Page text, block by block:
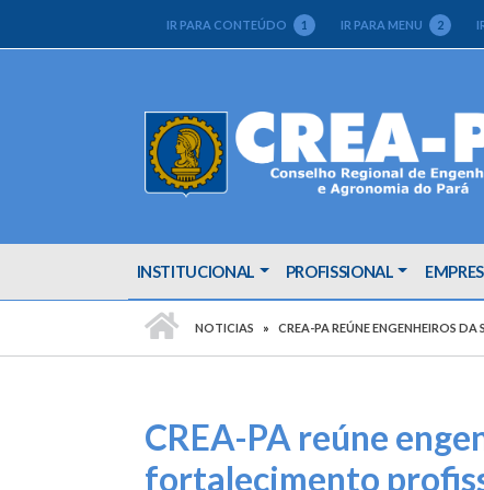
IR PARA CONTEÚDO 1 IR PARA MENU 2
INSTITUCIONAL PROFISSIONAL
NOTICIAS CREA-PA REÚNE ENGENHEIROS
CREA-PA reúne
fortalecimento